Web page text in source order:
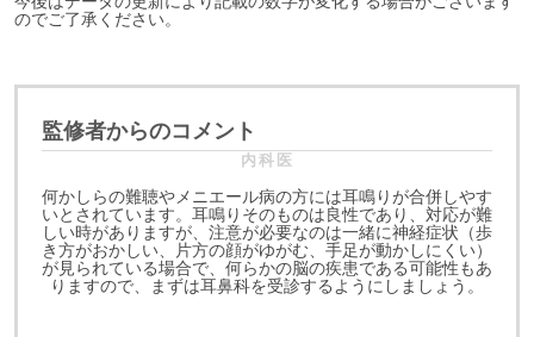
のでご了承ください。
監修者からのコメント
内科医
何かしらの難聴やメニエール病の方には耳鳴りが合併しやす
いとされています。耳鳴りそのものは良性であり、対応が難
しい時がありますが、注意が必要なのは一緒に神経症状（歩
き方がおかしい、片方の顔がゆがむ、手足が動かしにくい）
が見られている場合で、何らかの脳の疾患である可能性もあ
りますので、まずは耳鼻科を受診するようにしましょう。